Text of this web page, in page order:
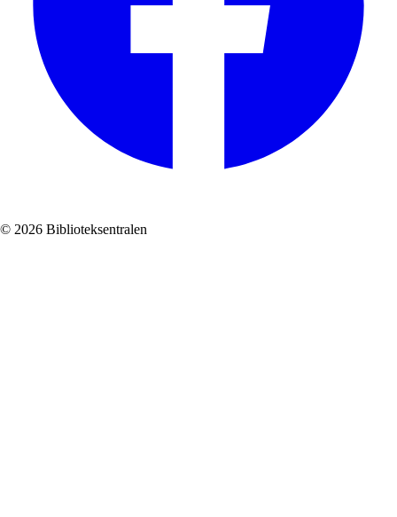
© 2026 Biblioteksentralen